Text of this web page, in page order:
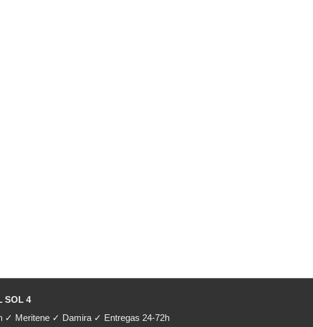
SOL 4
✓ Meritene ✓ Damira ✓ Entregas 24-72h